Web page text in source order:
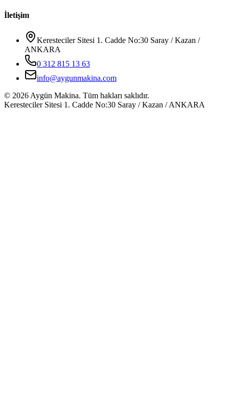
İletişim
Keresteciler Sitesi 1. Cadde No:30 Saray / Kazan /
ANKARA
0 312 815 13 63
info@aygunmakina.com
© 2026Aygün Makina. Tüm hakları saklıdır.
Keresteciler Sitesi 1. Cadde No:30 Saray / Kazan / ANKARA